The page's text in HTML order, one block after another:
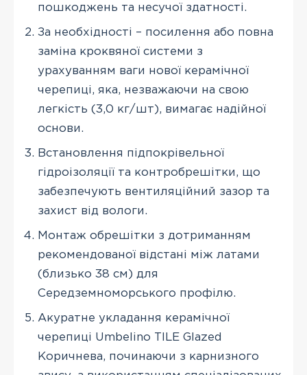
пошкоджень та несучої здатності.
За необхідності – посилення або повна
заміна кроквяної системи з
урахуванням ваги нової керамічної
черепиці, яка, незважаючи на свою
легкість (3,0 кг/шт), вимагає надійної
основи.
Встановлення підпокрівельної
гідроізоляції та контробрешітки, що
забезпечують вентиляційний зазор та
захист від вологи.
Монтаж обрешітки з дотриманням
рекомендованої відстані між латами
(близько 38 см) для
Середземноморського профілю.
Акуратне укладання керамічної
черепиці Umbelino TILE Glazed
Коричнева, починаючи з карнизного